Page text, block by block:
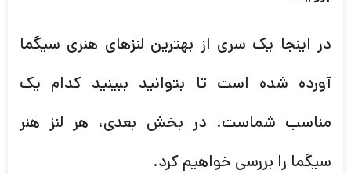
در اینجا یک سری از بهترین لنزهای هنری سیگما
آورده شده است تا بتوانید ببینید کدام یک
مناسب شماست. در بخش بعدی، هر لنز هنر
سیگما را بررسی خواهیم کرد.